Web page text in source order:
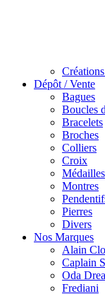
Dépôt / Vente
Bagues
Boucles
Bracelets
Broches
Colliers
Croix
Médailles
Montres
Pierres
Divers
Nos Marques
Alain
Caplain
Oda
Frediani